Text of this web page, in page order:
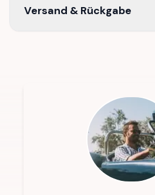
Versand & Rückgabe